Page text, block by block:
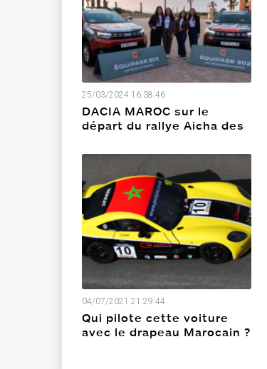
25/03/2024 16:38:46
DACIA MAROC sur le
départ du rallye Aicha des
équipages en Duster 4*4
04/07/2021 21:29:44
Qui pilote cette voiture
avec le drapeau Marocain ?